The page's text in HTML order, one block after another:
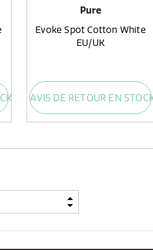
Pure
Evoke Spot Cotton White
EU/UK
AVIS DE RETOUR EN